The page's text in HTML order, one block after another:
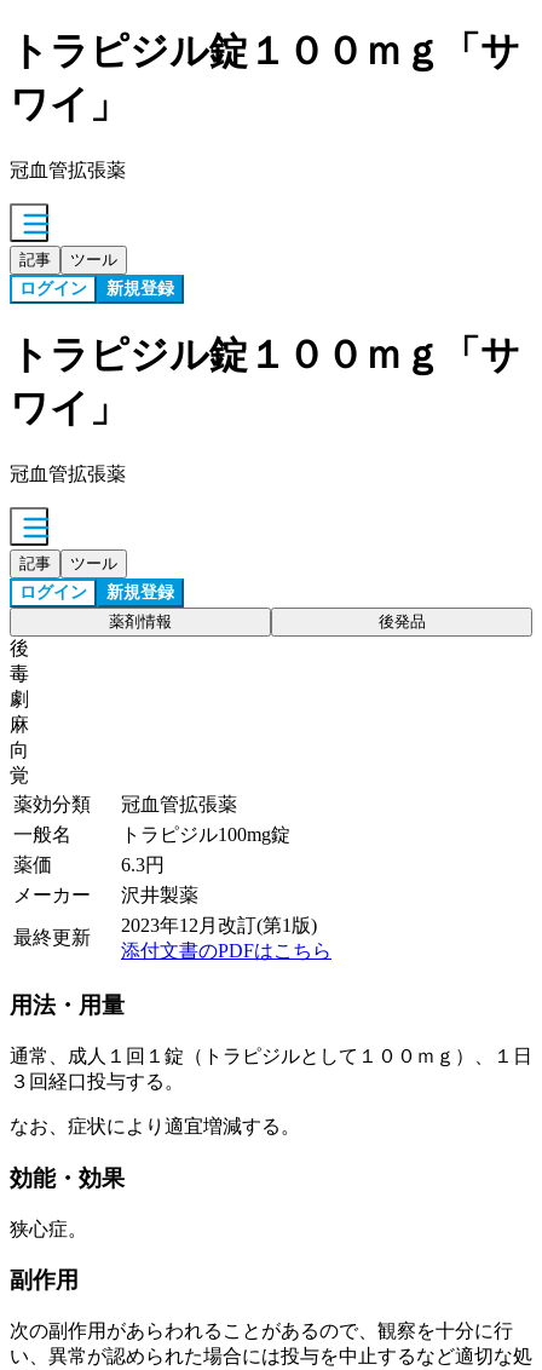
トラピジル錠１００ｍｇ「サ
ワイ」
冠血管拡張薬
記事 ツール
ログイン 新規登録
トラピジル錠１００ｍｇ「サ
ワイ」
冠血管拡張薬
記事 ツール
ログイン 新規登録
薬剤情報 後発品
後
毒
劇
麻
向
覚
薬効分類
冠血管拡張薬
一般名
トラピジル100mg錠
薬価
6.3円
メーカー
沢井製薬
最終更新
2023年12月改訂(第1版)
添付文書のPDFはこちら
用法・用量
通常、成人１回１錠（トラピジルとして１００ｍｇ）、１日
３回経口投与する。
なお、症状により適宜増減する。
効能・効果
狭心症。
副作用
次の副作用があらわれることがあるので、観察を十分に行
い、異常が認められた場合には投与を中止するなど適切な処